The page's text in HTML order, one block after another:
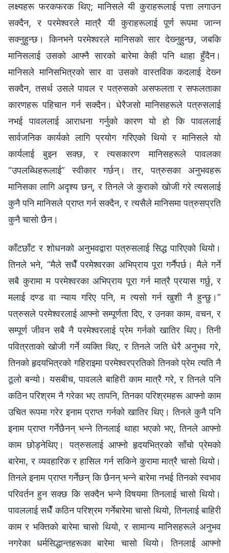
लक्ष्यहरू फरकफरक थिए; मानिसले यी कुराहरूलाई पत्ता लगाउन
सक्दैन, र परमेश्‍वरले मात्रै यी कुराहरूलाई पूर्ण रूपमा जान्‍न
सक्‍नुहुन्छ। किनभने परमेश्‍वरले मानिसको सार देख्‍नुहुन्छ, जबकि
मानिसलाई उसको आफ्‍नै सारको बारेमा केही पनि थाहा हुँदैन।
मानिसले मानिसभित्रको सार वा उसको वास्तविक कदलाई देख्‍न
सक्दैन, तसर्थ उसले पावल र पत्रुसको असफलता र सफलताका
कारणहरू पहिचान गर्न सक्दैन। धेरैजसो मानिसहरूले पत्रुसलाई
नभई पावललाई आराधना गर्नुको कारण यो हो कि पावललाई
सार्वजनिक कार्यको लागि प्रयोग गरिएको थियो र मानिसले यो
कार्यलाई बुझ्‍न सक्छ, र त्यसकारण मानिसहरूले पावलका
“उपलब्धिहरूलाई” स्वीकार गर्छन्। तर, पत्रुसका अनुभवहरू
मानिसका लागि अदृश्य छन्, र तिनले जे कुराको खोजी गरे त्यसलाई
कुनै पनि मानिसले प्राप्त गर्न सक्दैन, र त्यसैले मानिसमा पत्रुसप्रति
कुनै चासो छैन।
काँटछाँट र शोधनको अनुभवद्वारा पत्रुसलाई सिद्ध पारिएको थियो।
तिनले भने, “मैले सधैँ परमेश्‍वरका अभिप्राय पूरा गर्नैपर्छ। मैले गर्ने
सबै कुरामा म परमेश्‍वरका अभिप्राय पूरा गर्न मात्रै प्रयास गर्छु, र
मलाई दण्ड वा न्याय गरिए पनि, म त्यसो गर्न खुशी नै हुन्छु।”
पत्रुसले परमेश्‍वरलाई आफ्‍नो सम्पूर्णता दिए, र उनका काम, वचन, र
सम्पूर्ण जीवन सबै नै परमेश्‍वरलाई प्रेम गर्नको खातिर थिए। तिनी
पवित्रताको खोजी गर्ने व्यक्ति थिए, र तिनले जति धेरै अनुभव गरे,
तिनको हृदयभित्रको गहिराइमा परमेश्‍वरप्रतिको तिनको प्रेम त्यति नै
ठूलो बन्यो। यसबीच, पावलले बाहिरी काम मात्रै गरे, र तिनले पनि
कठिन परिश्रम नै गरेका भए तापनि, तिनका परिश्रमहरू आफ्‍नो काम
उचित रूपमा गरेर इनाम प्राप्त गर्नको खातिर थिए। तिनले कुनै पनि
इनाम प्राप्त गर्नेछैनन् भन्‍ने तिनलाई थाहा भएको भए, तिनले आफ्‍नो
काम छोड्नेथिए। पत्रुसलाई आफ्‍नो हृदयभित्रको साँचो प्रेमको
बारेमा, र व्यवहारिक र हासिल गर्न सकिने कुरामा मात्रै चासो थियो।
तिनले इनाम प्राप्त गर्नेछन् कि छैनन् भन्‍ने बारेमा नभई तिनको स्वभाव
परिवर्तन हुन सक्छ कि सक्दैन भन्‍ने विषयमा तिनलाई चासो थियो।
पावललाई सधैँ कठिन परिश्रम गर्नेबारेमा चासो थियो, तिनलाई बाहिरी
काम र भक्तिको बारेमा चासो थियो, र सामान्य मानिसहरूले अनुभव
नगरेका धर्मसिद्धान्तहरूका बारेमा चासो थियो। तिनलाई आफ्‍नो